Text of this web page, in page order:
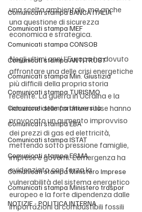
Comunicati stampa BANCA ITALIA
Comunicati stampa MEF
Comunicati stampa CONSOB
Comunicati stampa ANTITRUST
Comunicati stampa Min. Giustizia
Comunicati stampa TURISMO
Comunicati stampa Università
Comunicati stampa EBA
Comunicati stampa ISTAT
Comunicati stampa ESMA
Comunicati stampa Ministero Imprese
Comunicati stampa Ministero traspor
NOTIZIE - POLITICA INTERNA
una scelta ambientale, ma anche
una questione di sicurezza
economica e strategica.
Negli ultimi anni l’Europa ha dovuto
affrontare una delle crisi energetiche
più difficili della propria storia
recente. La guerra in Ucraina e la
riduzione delle forniture russe hanno
provocato un aumento improvviso
dei prezzi di gas ed elettricità,
mettendo sotto pressione famiglie,
imprese e governi. L’emergenza ha
evidenziato con forza la
vulnerabilità del sistema energetico
europeo e la forte dipendenza dalle
importazioni di combustibili fossili